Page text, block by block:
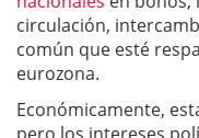
circulación,
común que esté
eurozona.
Económicamente,